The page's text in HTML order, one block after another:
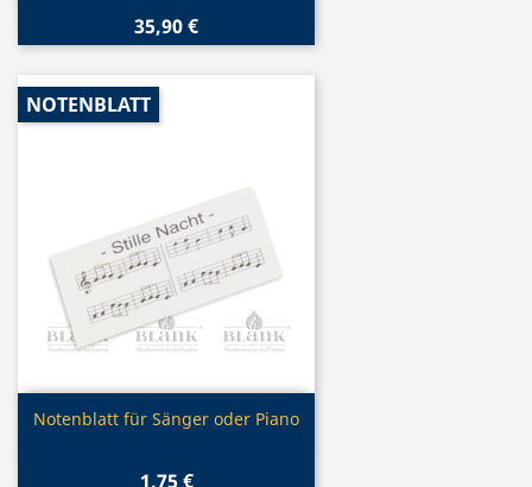
35,90 €
Vorschau
Notenblatt für Sänger oder Piano
1,75 €
NOTENBLATT